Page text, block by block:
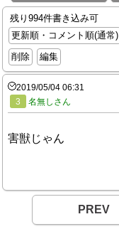
残り994件書き込み可
更新順・コメント順(通常)
削除
編集
2019/05/04 06:31
3
名無しさん
害獣じゃん
PREV